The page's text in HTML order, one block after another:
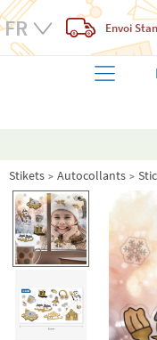
Envoi
Stikets Autocollants